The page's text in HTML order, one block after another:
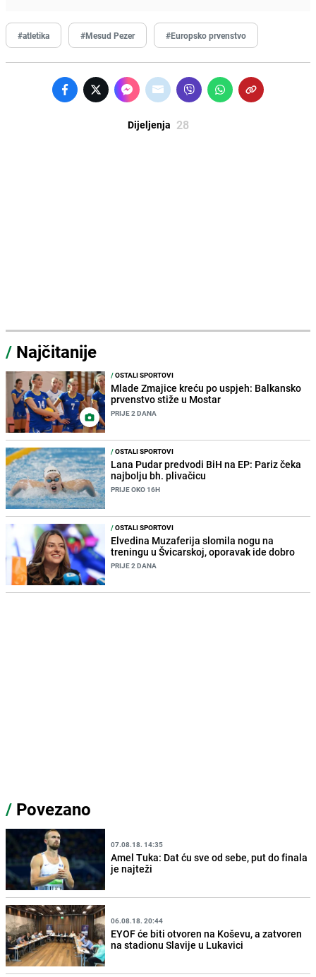
#atletika #Mesud Pezer #Europsko prvenstvo
Dijeljenja 28
/ Najčitanije
/OSTALI SPORTOVI
Mlade Zmajice kreću po uspjeh: Balkansko
prvenstvo stiže u Mostar
PRIJE 2 DANA
/OSTALI SPORTOVI
Lana Pudar predvodi BiH na EP: Pariz čeka
najbolju bh. plivačicu
PRIJE OKO 16H
/OSTALI SPORTOVI
Elvedina Muzaferija slomila nogu na
treningu u Švicarskoj, oporavak ide dobro
PRIJE 2 DANA
/ Povezano
07.08.18. 14:35
Amel Tuka: Dat ću sve od sebe, put do finala
je najteži
06.08.18. 20:44
EYOF će biti otvoren na Koševu, a zatvoren
na stadionu Slavije u Lukavici